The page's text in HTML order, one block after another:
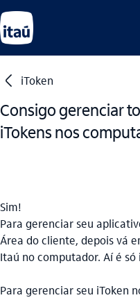
seta_esquerda iToken
Consigo gerenciar
iTokens nos
Sim!
Para gerenciar seu
Área do cliente, depois vá
Itaú no computador. Aí é
Para gerenciar seu iToken